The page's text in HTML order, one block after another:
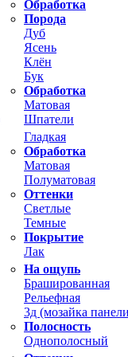
Обработка
Порода
Дуб
Ясень
Клён
Бук
Обработка
Матовая
Шпатели
Гладкая
Обработка
Матовая
Полуматовая
Оттенки
Светлые
Темные
Покрытие
Лак
На ощупь
Брашированная
Рельефная
3д (мозайка
Полосность
Однополосный